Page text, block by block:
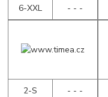
6-XXL
- - -
2-S
- - -